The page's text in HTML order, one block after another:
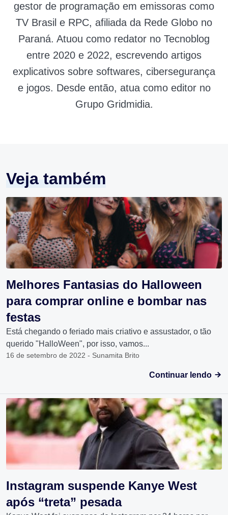
gestor de programação em emissoras como
TV Brasil e RPC, afiliada da Rede Globo no
Paraná. Atuou como redator no Tecnoblog
entre 2020 e 2022, escrevendo artigos
explicativos sobre softwares, cibersegurança
e jogos. Desde então, atua como editor no
Grupo Gridmidia.
Veja também
Melhores Fantasias do Halloween
para comprar online e bombar nas
festas
Está chegando o feriado mais criativo e assustador, o tão
querido "HalloWeen", por isso, vamos...
16 de setembro de 2022 - Sunamita Brito
Continuar lendo
Instagram suspende Kanye West
após “treta” pesada